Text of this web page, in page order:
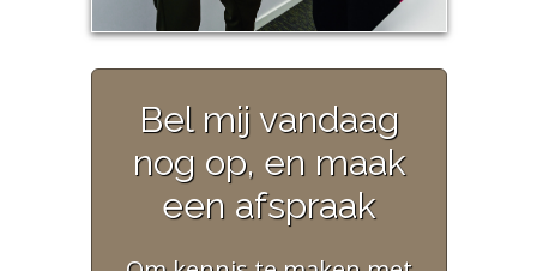
Bel mij vandaag
nog op, en maak
een afspraak